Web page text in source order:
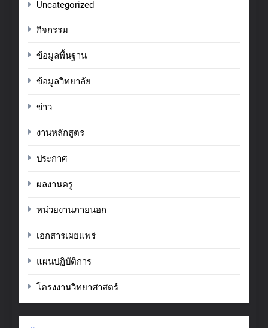
Uncategorized
กิจกรรม
ข้อมูลพื้นฐาน
ข้อมูลวิทยาลัย
ข่าว
งานหลักสูตร
ประกาศ
ผลงานครู
หน่วยงานภายนอก
เอกสารเผยแพร่
แผนปฏิบัติการ
โครงงานวิทยาศาสตร์